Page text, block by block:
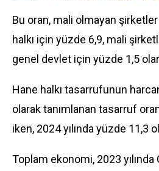
Bu oran, mali olmayan
halkı için yüzde 6,9, mali
genel devlet için yüzde 1,5
Hane halkı tasarrufunun
olarak tanımlanan tasarruf
iken, 2024 yılında yüzde 11,3
Toplam ekonomi, 2023